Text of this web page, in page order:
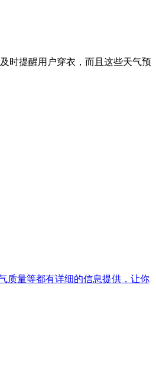
时提醒用户穿衣，而且这些天气预
质量等都有详细的信息提供，让你